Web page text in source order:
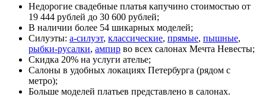
Недорогие свадебные платья капучино стоимостью от
19 444 рублей до 30 600 рублей;
В наличии более 54 шикарных моделей;
Силуэты: а-силуэт, классические, прямые, пышные,
рыбки-русалки, ампир во всех салонах Мечта Невесты;
Скидка 20% на услуги ателье;
Салоны в удобных локациях Петербурга (рядом с
метро);
Больше моделей платьев представлено в салонах.